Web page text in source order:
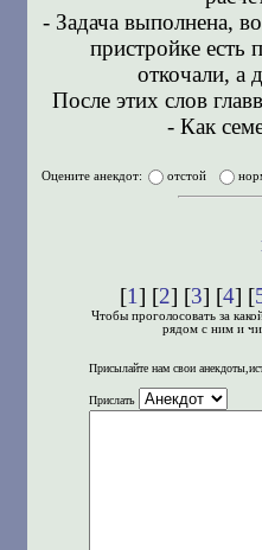
- Задача выполнена,
пристройке
откочали, а
После этих слов
- Как
Оцените анекдот: отстой
[1] [2] [3] [4] [
Чтобы проголосовать за
рядом с ним и
Присылайте нам свои
Прислать